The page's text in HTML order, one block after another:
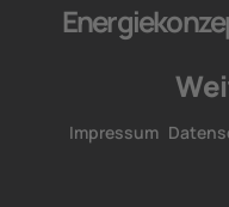
Impressum